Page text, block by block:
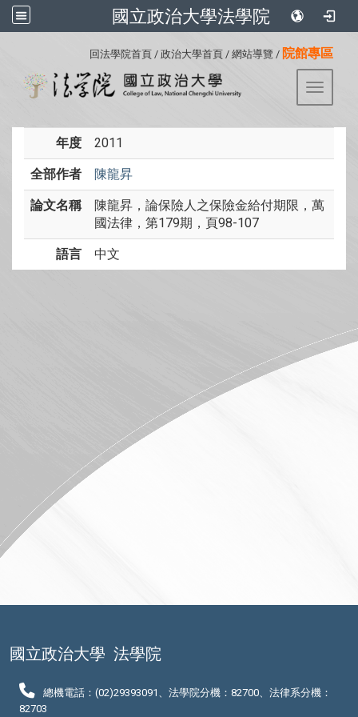
國立政治大學法學院
回法學院首頁 / 政治大學首頁 / 網站導覽 / 院館專區
Toggle
年度 2011
全部作者 陳龍昇
論文名稱
陳龍昇，論保險人之保險金給付期限，萬
國法律，第179期，頁98-107
語言 中文
國立政治大學 法學院
總機電話：(02)29393091、法學院分機：82700、法律系分機：
82703